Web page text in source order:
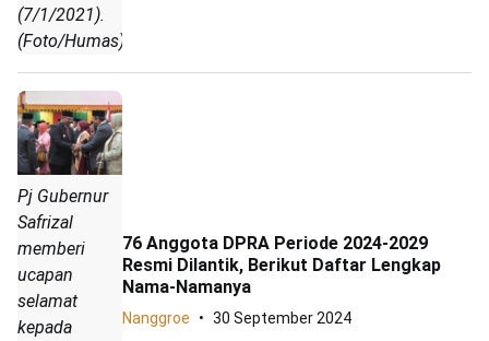
(7/1/2021).
(Foto/Humas)
Pj Gubernur
Safrizal
memberi
ucapan
selamat
kepada
76 Anggota DPRA Periode 2024-2029
Resmi Dilantik, Berikut Daftar Lengkap
Nama-Namanya
Nanggroe 30 September 2024